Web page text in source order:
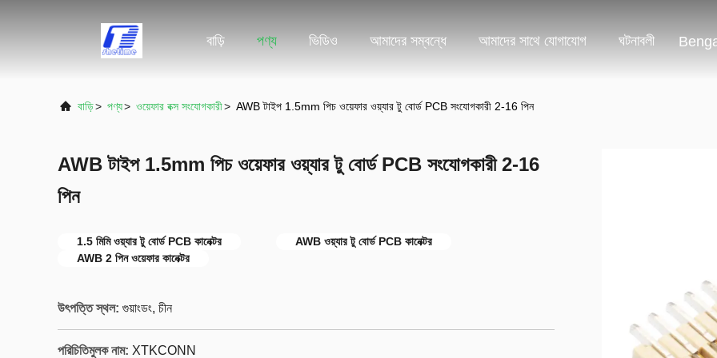
বাড়ি পণ্য ভিডিও আমাদের সম্বন্ধে আমাদের সাথে যোগাযোগ ঘটনাবলী
বাড়ি> পণ্য> ওয়েফার বক্স সংযোগকারী> AWB টাইপ 1.5mm পিচ ওয়েফার ওয়্যার টু বোর্ড PCB সংযোগকারী 2-16 পিন
AWB টাইপ 1.5mm পিচ ওয়েফার ওয়্যার টু বোর্ড PCB সংযোগকারী 2-16
পিন
1.5 মিমি ওয়্যার টু বোর্ড PCB কানেক্টর
AWB ওয়্যার টু বোর্ড PCB কানেক্টর
AWB 2 পিন ওয়েফার কানেক্টর
উৎপত্তি স্থল: গুয়াংডং, চীন
পরিচিতিমুলক নাম: XTKCONN